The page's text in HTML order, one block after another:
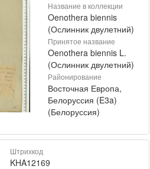
Название в коллекции
Oenothera biennis
(Ослинник двулетний)
Принятое название
Oenothera biennis L.
(Ослинник двулетний)
Районирование
Восточная Европа,
Белоруссия (E3a)
(Белоруссия)
Штрихкод
KHA12169